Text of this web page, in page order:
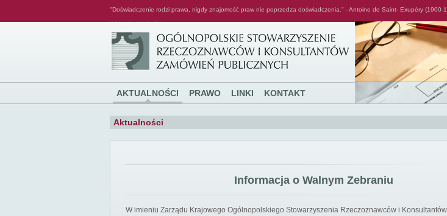
"Doświadczenie rodzi prawa, nigdy znajomość praw nie poprzedza doświadczenia." - Antoine de Saint- Exupéry (1900-
AKTUALNOŚCI PRAWO LINKI KONTAKT
Aktualności
Informacja o Walnym Zebraniu
W imieniu Zarządu Krajowego Ogólnopolskiego Stowarzyszenia Rzeczoznawców i